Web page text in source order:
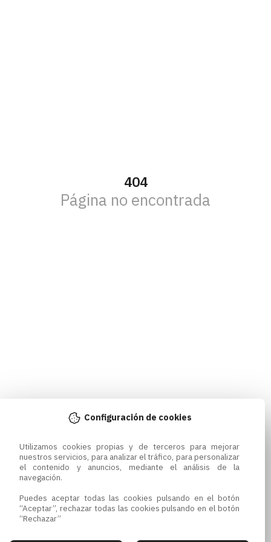
Configuración de cookies
Utilizamos cookies propias y de terceros para mejorar
nuestros servicios, para analizar el tráfico, para personalizar
el contenido y anuncios, mediante el análisis de la
navegación.
Puedes aceptar todas las cookies pulsando en el botón
“Aceptar”, rechazar todas las cookies pulsando en el botón
“Rechazar”
404
Página no encontrada